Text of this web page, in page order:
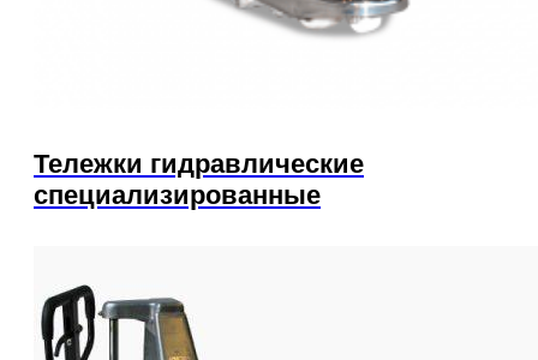
Тележки гидравлические
специализированные